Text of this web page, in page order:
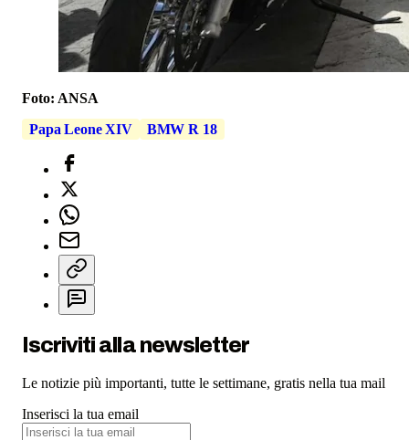
Foto: ANSA
Papa Leone XIV
BMW R 18
Iscriviti alla newsletter
Le notizie più importanti, tutte le settimane, gratis nella tua mail
Inserisci la tua email